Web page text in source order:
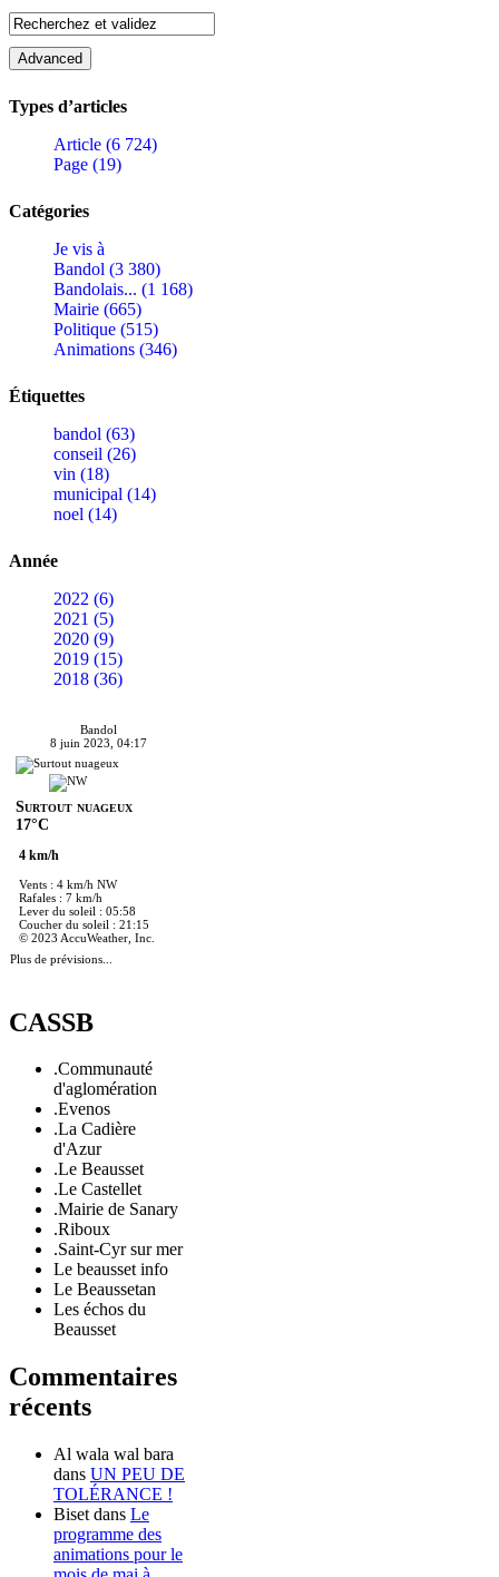
Types d’articles
Article (6 724)
Page (19)
Catégories
Je vis à
Bandol (3 380)
Bandolais... (1 168)
Mairie (665)
Politique (515)
Animations (346)
Étiquettes
bandol (63)
conseil (26)
vin (18)
municipal (14)
noel (14)
Année
2022 (6)
2021 (5)
2020 (9)
2019 (15)
2018 (36)
Bandol
8 juin 2023, 04:17
Surtout nuageux
17°C
4 km/h
Vents : 4 km/h NW
Rafales : 7 km/h
Lever du soleil : 05:58
Coucher du soleil : 21:15
© 2023 AccuWeather, Inc.
Plus de prévisions...
CASSB
.Communauté
d'aglomération
.Evenos
.La Cadière
d'Azur
.Le Beausset
.Le Castellet
.Mairie de Sanary
.Riboux
.Saint-Cyr sur mer
Le beausset info
Le Beaussetan
Les échos du
Beausset
Commentaires
récents
Al wala wal bara
dans UN PEU DE
TOLÉRANCE !
Biset dans Le
programme des
animations pour le